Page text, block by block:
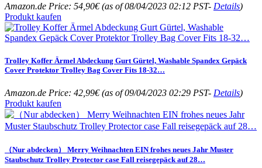
Amazon.de Price: 54,90€(as of 08/04/2023 02:12 PST- Details)
Produkt kaufen
Trolley Koffer Ärmel Abdeckung Gurt Gürtel, Washable Spandex Gepäck
Cover Protektor Trolley Bag Cover Fits 18-32…
Amazon.de Price: 42,99€(as of 09/04/2023 02:29 PST- Details)
Produkt kaufen
（Nur abdecken） Merry Weihnachten EIN frohes neues Jahr Muster
Staubschutz Trolley Protector case Fall reisegepäck auf 28…